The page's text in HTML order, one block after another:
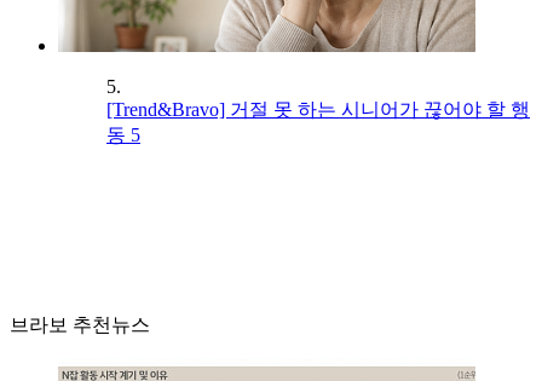
5.
[Trend&Bravo] 거절 못 하는 시니어가 끊어야 할 행
동 5
브라보 추천뉴스